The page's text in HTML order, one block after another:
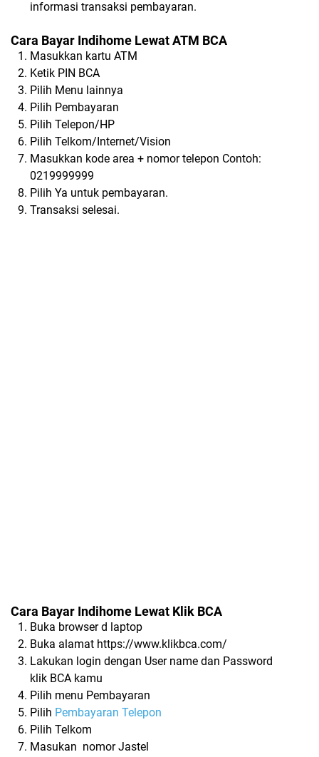
informasi transaksi pembayaran.
Cara Bayar Indihome Lewat ATM BCA
Masukkan kartu ATM
Ketik PIN BCA
Pilih Menu lainnya
Pilih Pembayaran
Pilih Telepon/HP
Pilih Telkom/Internet/Vision
Masukkan kode area + nomor telepon Contoh:
0219999999
Pilih Ya untuk pembayaran.
Transaksi selesai.
Cara Bayar Indihome Lewat Klik BCA
Buka browser d laptop
Buka alamat https://www.klikbca.com/
Lakukan login dengan User name dan Password
klik BCA kamu
Pilih menu Pembayaran
Pilih Pembayaran Telepon
Pilih Telkom
Masukan nomor Jastel